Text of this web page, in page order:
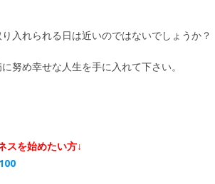
入れられる日は近いのではないでしょうか？
努め幸せな人生を手に入れて下さい。
スを始めたい方↓